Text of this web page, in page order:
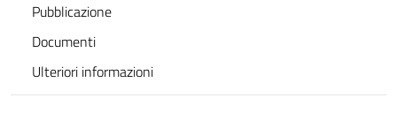
Pubblicazione
Documenti
Ulteriori informazioni